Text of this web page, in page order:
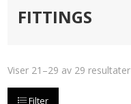
FITTINGS
Viser 21–29 av 29 resultater
Filter